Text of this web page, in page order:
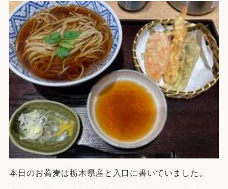
本日のお蕎麦は栃木県産と入口に書いていました。